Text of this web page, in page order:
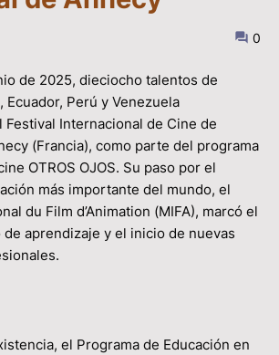
0
de 2025, dieciocho talentos de
Ecuador, Perú y Venezuela
Internacional de Cine de
(Francia), como parte del programa
OTROS OJOS. Su paso por el
más importante del mundo, el
du Film d’Animation (MIFA), marcó el
aprendizaje y el inicio de nuevas
el Programa de Educación en